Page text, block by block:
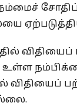
விதியைப்
உள்ள
விதியைப்